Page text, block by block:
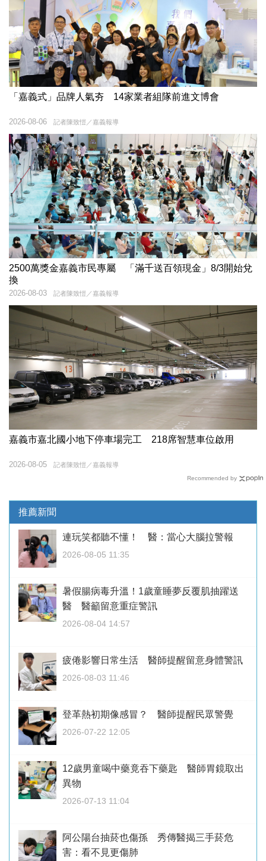
「嘉義式」品牌人氣夯 14家業者組隊前進文博會
記者陳致愷／嘉義報導
2026-08-06
2500萬獎金嘉義市民專屬 「滿千送百領現金」8/3開始兌
換
記者陳致愷／嘉義報導
2026-08-03
嘉義市嘉北國小地下停車場完工 218席智慧車位啟用
記者陳致愷／嘉義報導
2026-08-05
Recommended by
推薦新聞
連玩笑都聽不懂！ 醫：當心大腦拉警報
2026-08-05 11:35
暑假腸病毒升溫！1歲童睡夢反覆肌抽躍送
醫 醫籲留意重症警訊
2026-08-04 14:57
疲倦影響日常生活 醫師提醒留意身體警訊
2026-08-03 11:46
登革熱初期像感冒？ 醫師提醒民眾警覺
2026-07-22 12:05
12歲男童喝中藥竟吞下藥匙 醫師胃鏡取出
異物
2026-07-13 11:04
阿公陽台抽菸也傷孫 秀傳醫揭三手菸危
害：看不見更傷肺